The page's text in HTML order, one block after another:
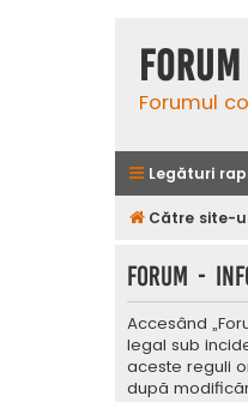
Forumul
Legături
Către site-
Forum -
Accesând
legal sub
aceste reguli
după